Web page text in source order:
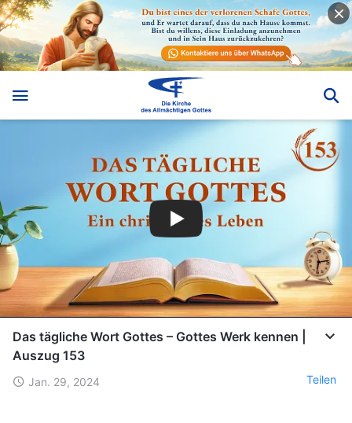
Das tägliche Wort Gottes – Gottes Werk kennen |
Auszug 153
Jan. 29, 2024 Teilen